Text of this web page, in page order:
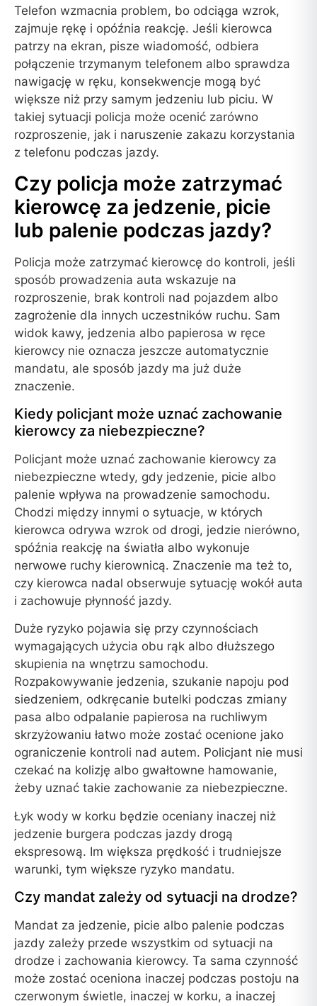
Telefon wzmacnia problem, bo odciąga wzrok,
zajmuje rękę i opóźnia reakcję. Jeśli kierowca
patrzy na ekran, pisze wiadomość, odbiera
połączenie trzymanym telefonem albo sprawdza
nawigację w ręku, konsekwencje mogą być
większe niż przy samym jedzeniu lub piciu. W
takiej sytuacji policja może ocenić zarówno
rozproszenie, jak i naruszenie zakazu korzystania
z telefonu podczas jazdy.
Czy policja może zatrzymać
kierowcę za jedzenie, picie
lub palenie podczas jazdy?
Policja może zatrzymać kierowcę do kontroli, jeśli
sposób prowadzenia auta wskazuje na
rozproszenie, brak kontroli nad pojazdem albo
zagrożenie dla innych uczestników ruchu. Sam
widok kawy, jedzenia albo papierosa w ręce
kierowcy nie oznacza jeszcze automatycznie
mandatu, ale sposób jazdy ma już duże
znaczenie.
Kiedy policjant może uznać zachowanie
kierowcy za niebezpieczne?
Policjant może uznać zachowanie kierowcy za
niebezpieczne wtedy, gdy jedzenie, picie albo
palenie wpływa na prowadzenie samochodu.
Chodzi między innymi o sytuacje, w których
kierowca odrywa wzrok od drogi, jedzie nierówno,
spóźnia reakcję na światła albo wykonuje
nerwowe ruchy kierownicą. Znaczenie ma też to,
czy kierowca nadal obserwuje sytuację wokół auta
i zachowuje płynność jazdy.
Duże ryzyko pojawia się przy czynnościach
wymagających użycia obu rąk albo dłuższego
skupienia na wnętrzu samochodu.
Rozpakowywanie jedzenia, szukanie napoju pod
siedzeniem, odkręcanie butelki podczas zmiany
pasa albo odpalanie papierosa na ruchliwym
skrzyżowaniu łatwo może zostać ocenione jako
ograniczenie kontroli nad autem. Policjant nie musi
czekać na kolizję albo gwałtowne hamowanie,
żeby uznać takie zachowanie za niebezpieczne.
Łyk wody w korku będzie oceniany inaczej niż
jedzenie burgera podczas jazdy drogą
ekspresową. Im większa prędkość i trudniejsze
warunki, tym większe ryzyko mandatu.
Czy mandat zależy od sytuacji na drodze?
Mandat za jedzenie, picie albo palenie podczas
jazdy zależy przede wszystkim od sytuacji na
drodze i zachowania kierowcy. Ta sama czynność
może zostać oceniona inaczej podczas postoju na
czerwonym świetle, inaczej w korku, a inaczej